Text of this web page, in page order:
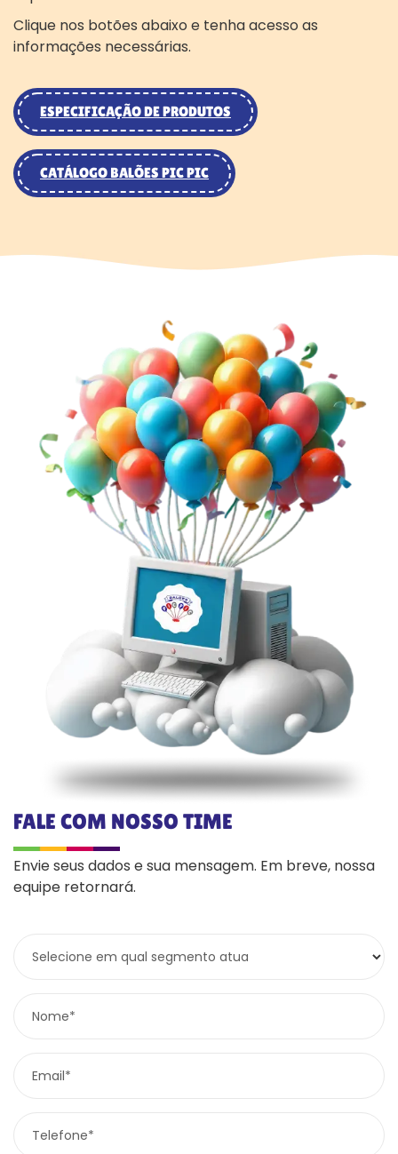
Clique nos botões abaixo e tenha acesso as
informações necessárias.
ESPECIFICAÇÃO DE PRODUTOS
CATÁLOGO BALÕES PIC PIC
FALE COM NOSSO TIME
Envie seus dados e sua mensagem. Em breve, nossa
equipe retornará.
Selecione em qual segmento atua
Nome*
Email*
Telefone*